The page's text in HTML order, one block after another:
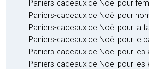
Paniers-cadeaux de Noël pour
Paniers-cadeaux de Noël pour
Paniers-cadeaux de Noël pour la
Paniers-cadeaux de Noël pour le
Paniers-cadeaux de Noël pour les
Paniers-cadeaux de Noël pour les